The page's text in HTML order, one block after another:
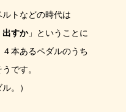
トなどの時代は
出すか」ということに
本あるペダルのうち
です。
。）